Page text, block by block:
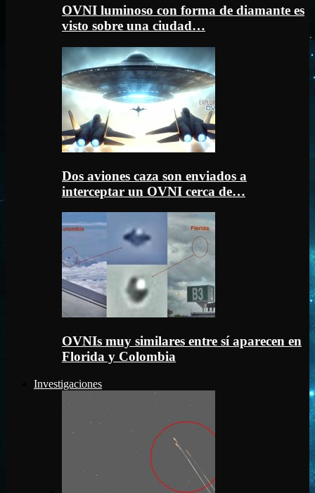
OVNI luminoso con forma de diamante es
visto sobre una ciudad…
Dos aviones caza son enviados a
interceptar un OVNI cerca de…
OVNIs muy similares entre sí aparecen en
Florida y Colombia
Investigaciones